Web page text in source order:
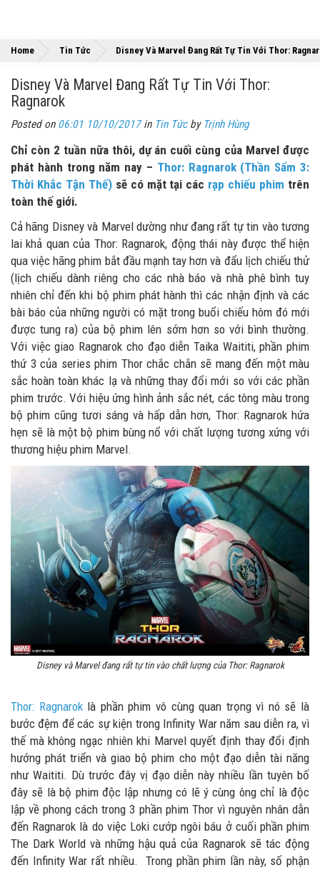
Home Tin Tức Disney Và Marvel Đang Rất Tự Tin Với Thor:
Disney Và Marvel Đang Rất Tự Tin Với Thor:
Ragnarok
Posted on 06:01 10/10/2017in Tin Tứcby Trịnh Hùng
Chỉ còn 2 tuần nữa thôi, dự án cuối cùng của Marvel được
phát hành trong năm nay – Thor: Ragnarok (Thần Sấm 3:
Thời Khắc Tận Thế)sẽ có mặt tại các rạp chiếu phim trên
toàn thế giới.
Cả hãng Disney và Marvel dường như đang rất tự tin vào tương
lai khả quan của Thor: Ragnarok, động thái này được thể hiện
qua việc hãng phim bắt đầu mạnh tay hơn và đẩu lịch chiếu thử
(lịch chiếu dành riêng cho các nhà báo và nhà phê bình tuy
nhiên chỉ đến khi bộ phim phát hành thì các nhận định và các
bài báo của những người có mặt trong buổi chiếu hôm đó mới
được tung ra) của bộ phim lên sớm hơn so với bình thường.
Với việc giao Ragnarok cho đạo diễn Taika Waititi, phần phim
thứ 3 của series phim Thor chắc chắn sẽ mang đến một màu
sắc hoàn toàn khác lạ và những thay đổi mới so với các phần
phim trước. Với hiệu ứng hình ảnh sắc nét, các tông màu trong
bộ phim cũng tươi sáng và hấp dẫn hơn, Thor: Ragnarok hứa
hẹn sẽ là một bộ phim bùng nổ với chất lượng tương xứng với
thương hiệu phim Marvel.
Disney và Marvel đang rất tự tin vào chất lượng của Thor: Ragnarok
Thor: Ragnaroklà phần phim vô cùng quan trọng vì nó sẽ là
bước đệm để các sự kiện trong Infinity War năm sau diễn ra, vì
thế mà không ngạc nhiên khi Marvel quyết định thay đổi định
hướng phát triển và giao bộ phim cho một đạo diễn tài năng
như Waititi. Dù trước đây vị đạo diễn này nhiều lần tuyên bố
đây sẽ là bộ phim độc lập nhưng có lẽ ý cùng ông chỉ là độc
lập về phong cách trong 3 phần phim Thor vì nguyên nhân dẫn
đến Ragnarok là do việc Loki cướp ngôi báu ở cuối phần phim
The Dark World và những hậu quả của Ragnarok sẽ tác động
đến Infinity War rất nhiều. Trong phần phim lần này, số phận